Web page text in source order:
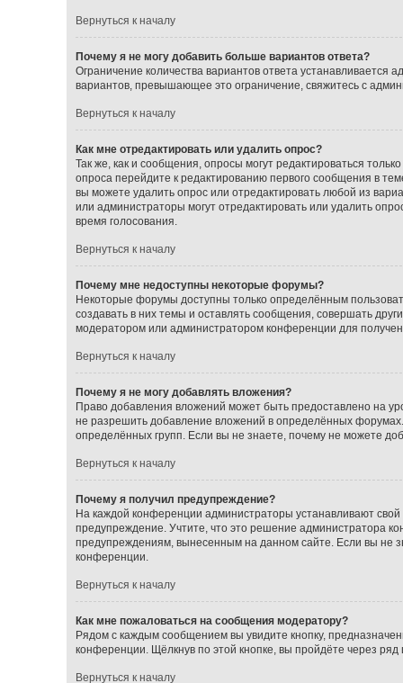
Вернуться к началу
Почему я не могу добавить больше вариантов ответа?
Ограничение количества вариантов ответа
вариантов, превышающее это ограничение, свяжитесь с
Вернуться к началу
Как мне отредактировать или удалить опрос?
Так же, как и сообщения, опросы могут редактироваться
опроса перейдите к редактированию первого сообщения в
вы можете удалить опрос или отредактировать любой из
или администраторы могут отредактировать или удалить
время голосования.
Вернуться к началу
Почему мне недоступны некоторые форумы?
Некоторые форумы доступны только определённым
создавать в них темы и оставлять сообщения, совершать
модератором или администратором конференции для
Вернуться к началу
Почему я не могу добавлять вложения?
Право добавления вложений может быть предоставлено на
не разрешить добавление вложений в определённых
определённых групп. Если вы не знаете, почему не можете
Вернуться к началу
Почему я получил предупреждение?
На каждой конференции администраторы устанавливают
предупреждение. Учтите, что это решение администратора
предупреждениям, вынесенным на данном сайте. Если вы не
конференции.
Вернуться к началу
Как мне пожаловаться на сообщения модератору?
Рядом с каждым сообщением вы увидите кнопку,
конференции. Щёлкнув по этой кнопке, вы пройдёте через
Вернуться к началу